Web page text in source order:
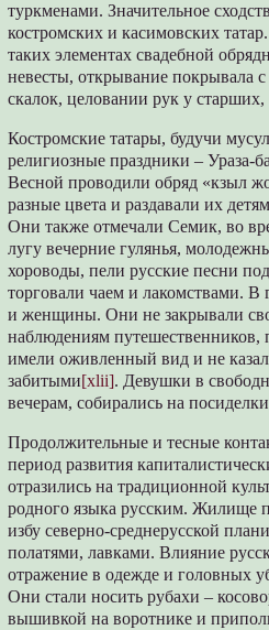
туркменами. Значительное
костромских и касимовских
таких элементах свадебной
невесты, открывание покрывала
скалок, целовании рук у
Костромские татары, будучи
религиозные праздники – Ураза-
Весной проводили обряд «кзыл
разные цвета и раздавали их
Они также отмечали Семик, во
лугу вечерние гулянья,
хороводы, пели русские песни
торговали чаем и лакомствами. В
и женщины. Они не закрывали
наблюдениям путешественников,
имели оживленный вид и не
забитыми[xlii]. Девушки в
вечерам, собирались на
Продолжительные и тесные
период развития
отразились на традиционной
родного языка русским. Жилище
избу северно-среднерусской
полатями, лавками. Влияние
отражение в одежде и головных
Они стали носить рубахи –
вышивкой на воротнике и